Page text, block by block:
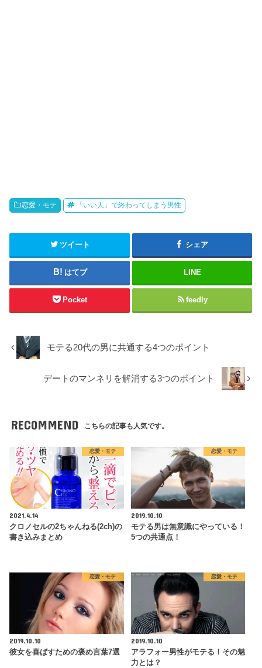
恋愛・モテ 「いい人」で終わってしまう男性
ツイート シェア
はてブ LINE
Pocket feedly
モテる20代の男に共通する4つのポイント
デートのマンネリを解消する3つのポイント
RECOMMEND こちらの記事も人気です。
恋愛・モテ
2021.4.14
クロノセルの2ちゃんねる(2ch)の
書き込みまとめ
恋愛・モテ
2019.10.10
モテる男は無意識にやっている！
5つの共通点！
恋愛・モテ
2019.10.10
彼女を喜ばすための褒め言葉7選
恋愛・モテ
2019.10.10
アラフォー男性がモテる！その魅
力とは？